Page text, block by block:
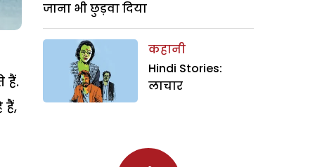
हैं.
हैं,
जाना भी छुड़वा दिया
कहानी
Hindi Stories:
लाचार